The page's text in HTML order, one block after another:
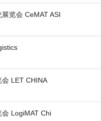
览会 CeMAT ASI
LET CHINA
LogiMAT Chi